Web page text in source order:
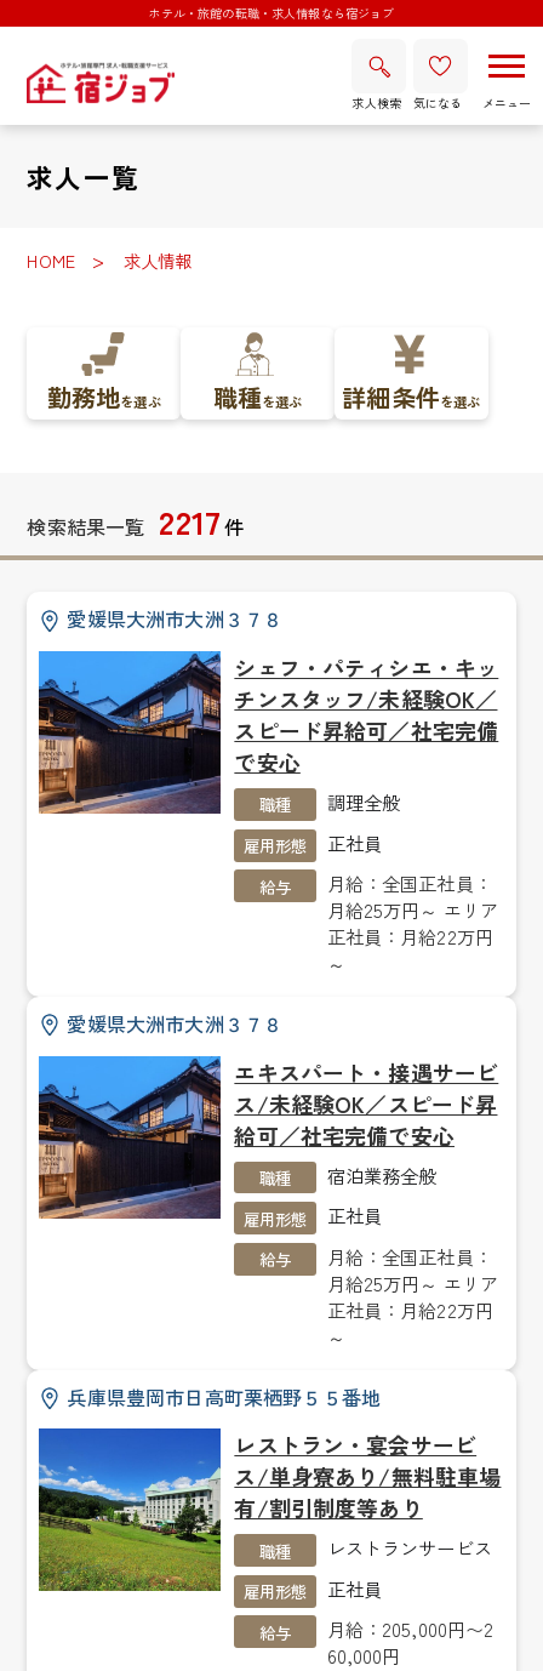
ホテル・旅館の転職・求人情報なら宿ジョブ
求人検索 気になる
求人一覧
HOME 求人情報
勤務地を選ぶ 職種を選ぶ 詳細条件を選ぶ
検索結果一覧 2217件
愛媛県大洲市大洲３７８
シェフ・パティシエ・キッ
チンスタッフ/未経験OK／
スピード昇給可／社宅完備
で安心
職種 調理全般
雇用形態 正社員
給与
月給：全国正社員：
月給25万円～ エリア
正社員：月給22万円
～
愛媛県大洲市大洲３７８
エキスパート・接遇サービ
ス/未経験OK／スピード昇
給可／社宅完備で安心
職種 宿泊業務全般
雇用形態 正社員
給与
月給：全国正社員：
月給25万円～ エリア
正社員：月給22万円
～
兵庫県豊岡市日高町栗栖野５５番地
レストラン・宴会サービ
ス/単身寮あり/無料駐車場
有/割引制度等あり
職種 レストランサービス
雇用形態 正社員
給与
月給：205,000円〜2
60,000円